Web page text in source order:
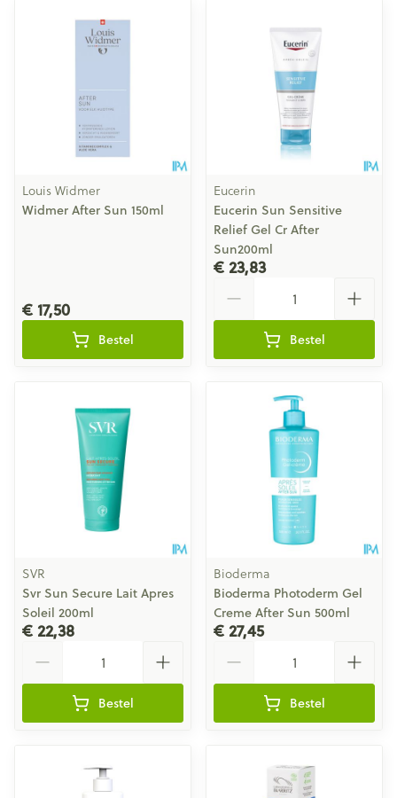
Louis Widmer
Widmer After Sun 150ml
€ 17,50
Bestel
Eucerin
Eucerin Sun Sensitive
Relief Gel Cr After
Sun200ml
€ 23,83
Bestel
SVR
Svr Sun Secure Lait Apres
Soleil 200ml
€ 22,38
Bestel
Bioderma
Bioderma Photoderm Gel
Creme After Sun 500ml
€ 27,45
Bestel